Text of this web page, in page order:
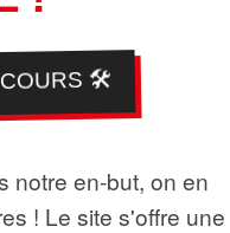
🛠️
notre en-but, on en
! Le site s'offre une